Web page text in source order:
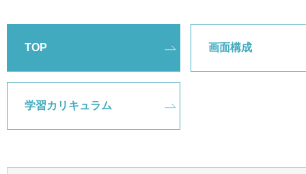
TOP 画面構成
学習カリキュラム